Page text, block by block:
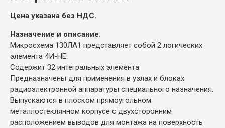
Цена указана без НДС.
Назначение и описание.
Микросхема 130ЛА1 представляет собой 2 логических
элемента 4И-НЕ.
Содержит 32 интегральных элемента.
Предназначены для применения в узлах и блоках
радиоэлектронной аппаратуры специального назначения.
Выпускаются в плоском прямоугольном
металлостеклянном корпусе с двухсторонним
расположением выводов для монтажа на поверхность